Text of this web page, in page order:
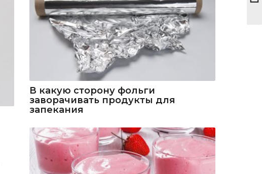
В какую сторону фольги
заворачивать продукты для
запекания